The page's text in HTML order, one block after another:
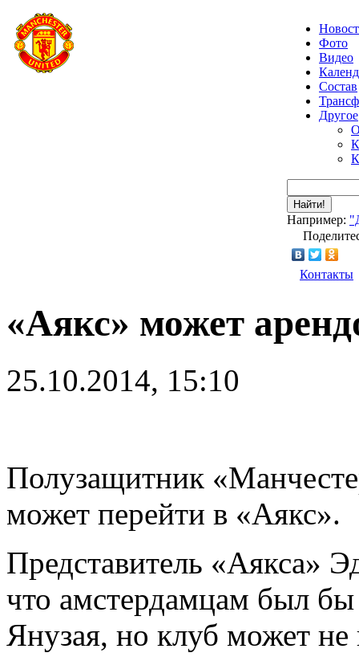
Фото
Видео
Состав
Другое
Найти!
Например:
Контакты
«Аякс» может
25.10.2014, 15:10
Полузащитник
может перейти в «Аякс».
Представитель «Аякса»
что амстердамцам был бы
Янузая, но клуб может не